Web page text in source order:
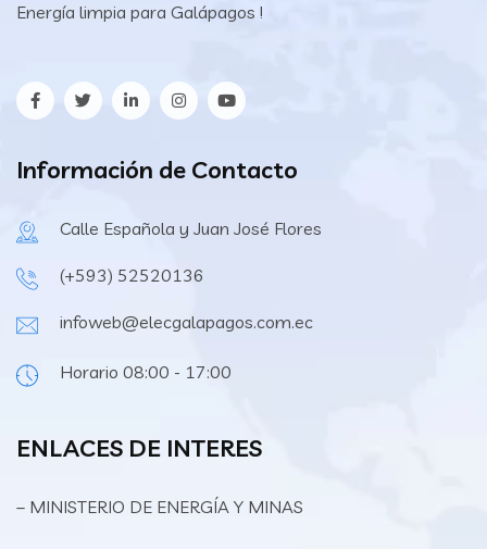
Energía limpia para Galápagos !
Información de Contacto
Calle Española y Juan José Flores
(+593) 52520136
infoweb@elecgalapagos.com.ec
Horario 08:00 - 17:00
ENLACES DE INTERES
– MINISTERIO DE ENERGÍA Y MINAS